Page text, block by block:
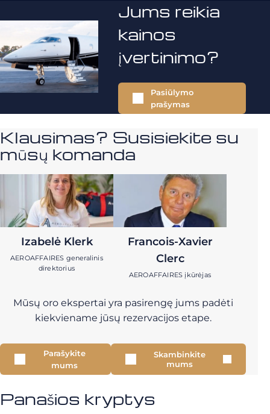
Jums reikia
kainos
įvertinimo?
Pasiūlymo
prašymas
Klausimas? Susisiekite su
mūsų komanda
Izabelė Klerk
AEROAFFAIRES generalinis
direktorius
Francois-Xavier
Clerc
AEROAFFAIRES įkūrėjas
Mūsų oro ekspertai yra pasirengę jums padėti
kiekviename jūsų rezervacijos etape.
Parašykite
mums
Skambinkite
mums
Panašios kryptys